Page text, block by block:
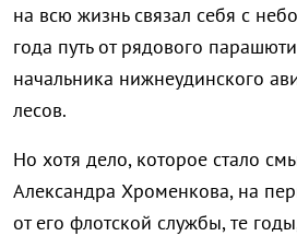
на всю жизнь связал себя с
года путь от рядового
начальника нижнеудинского
лесов.
Но хотя дело, которое стало
Александра Хроменкова, на
от его флотской службы, те